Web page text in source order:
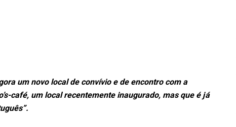
um novo local de convívio e de encontro com a
café, um local recentemente inaugurado, mas que é já